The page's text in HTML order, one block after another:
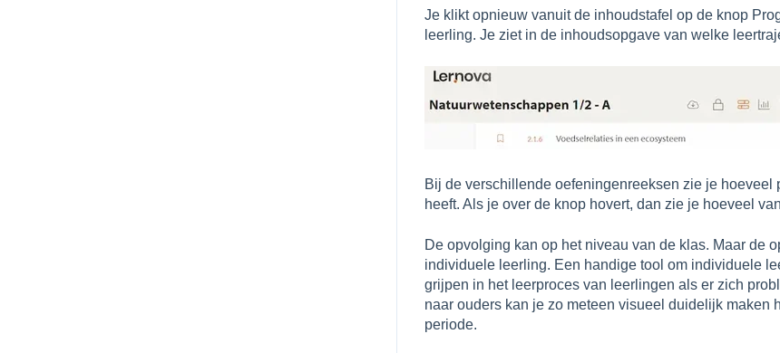
Je klikt opnieuw vanuit de inhoudstafel op de knop
leerling. Je ziet in de inhoudsopgave van welke
Bij de verschillende oefeningenreeksen zie je
heeft. Als je over de knop hovert, dan zie je hoeveel
De opvolging kan op het niveau van de klas. Maar de
individuele leerling. Een handige tool om individuele
grijpen in het leerproces van leerlingen als er zich
naar ouders kan je zo meteen visueel duidelijk maken
periode.